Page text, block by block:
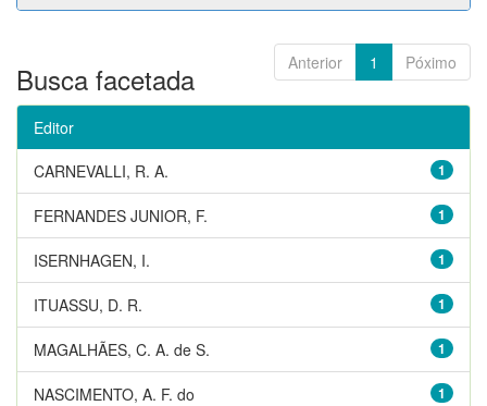
Anterior 1 Póximo
Busca facetada
Editor
1
CARNEVALLI, R. A.
1
FERNANDES JUNIOR, F.
1
ISERNHAGEN, I.
1
ITUASSU, D. R.
1
MAGALHÃES, C. A. de S.
1
NASCIMENTO, A. F. do